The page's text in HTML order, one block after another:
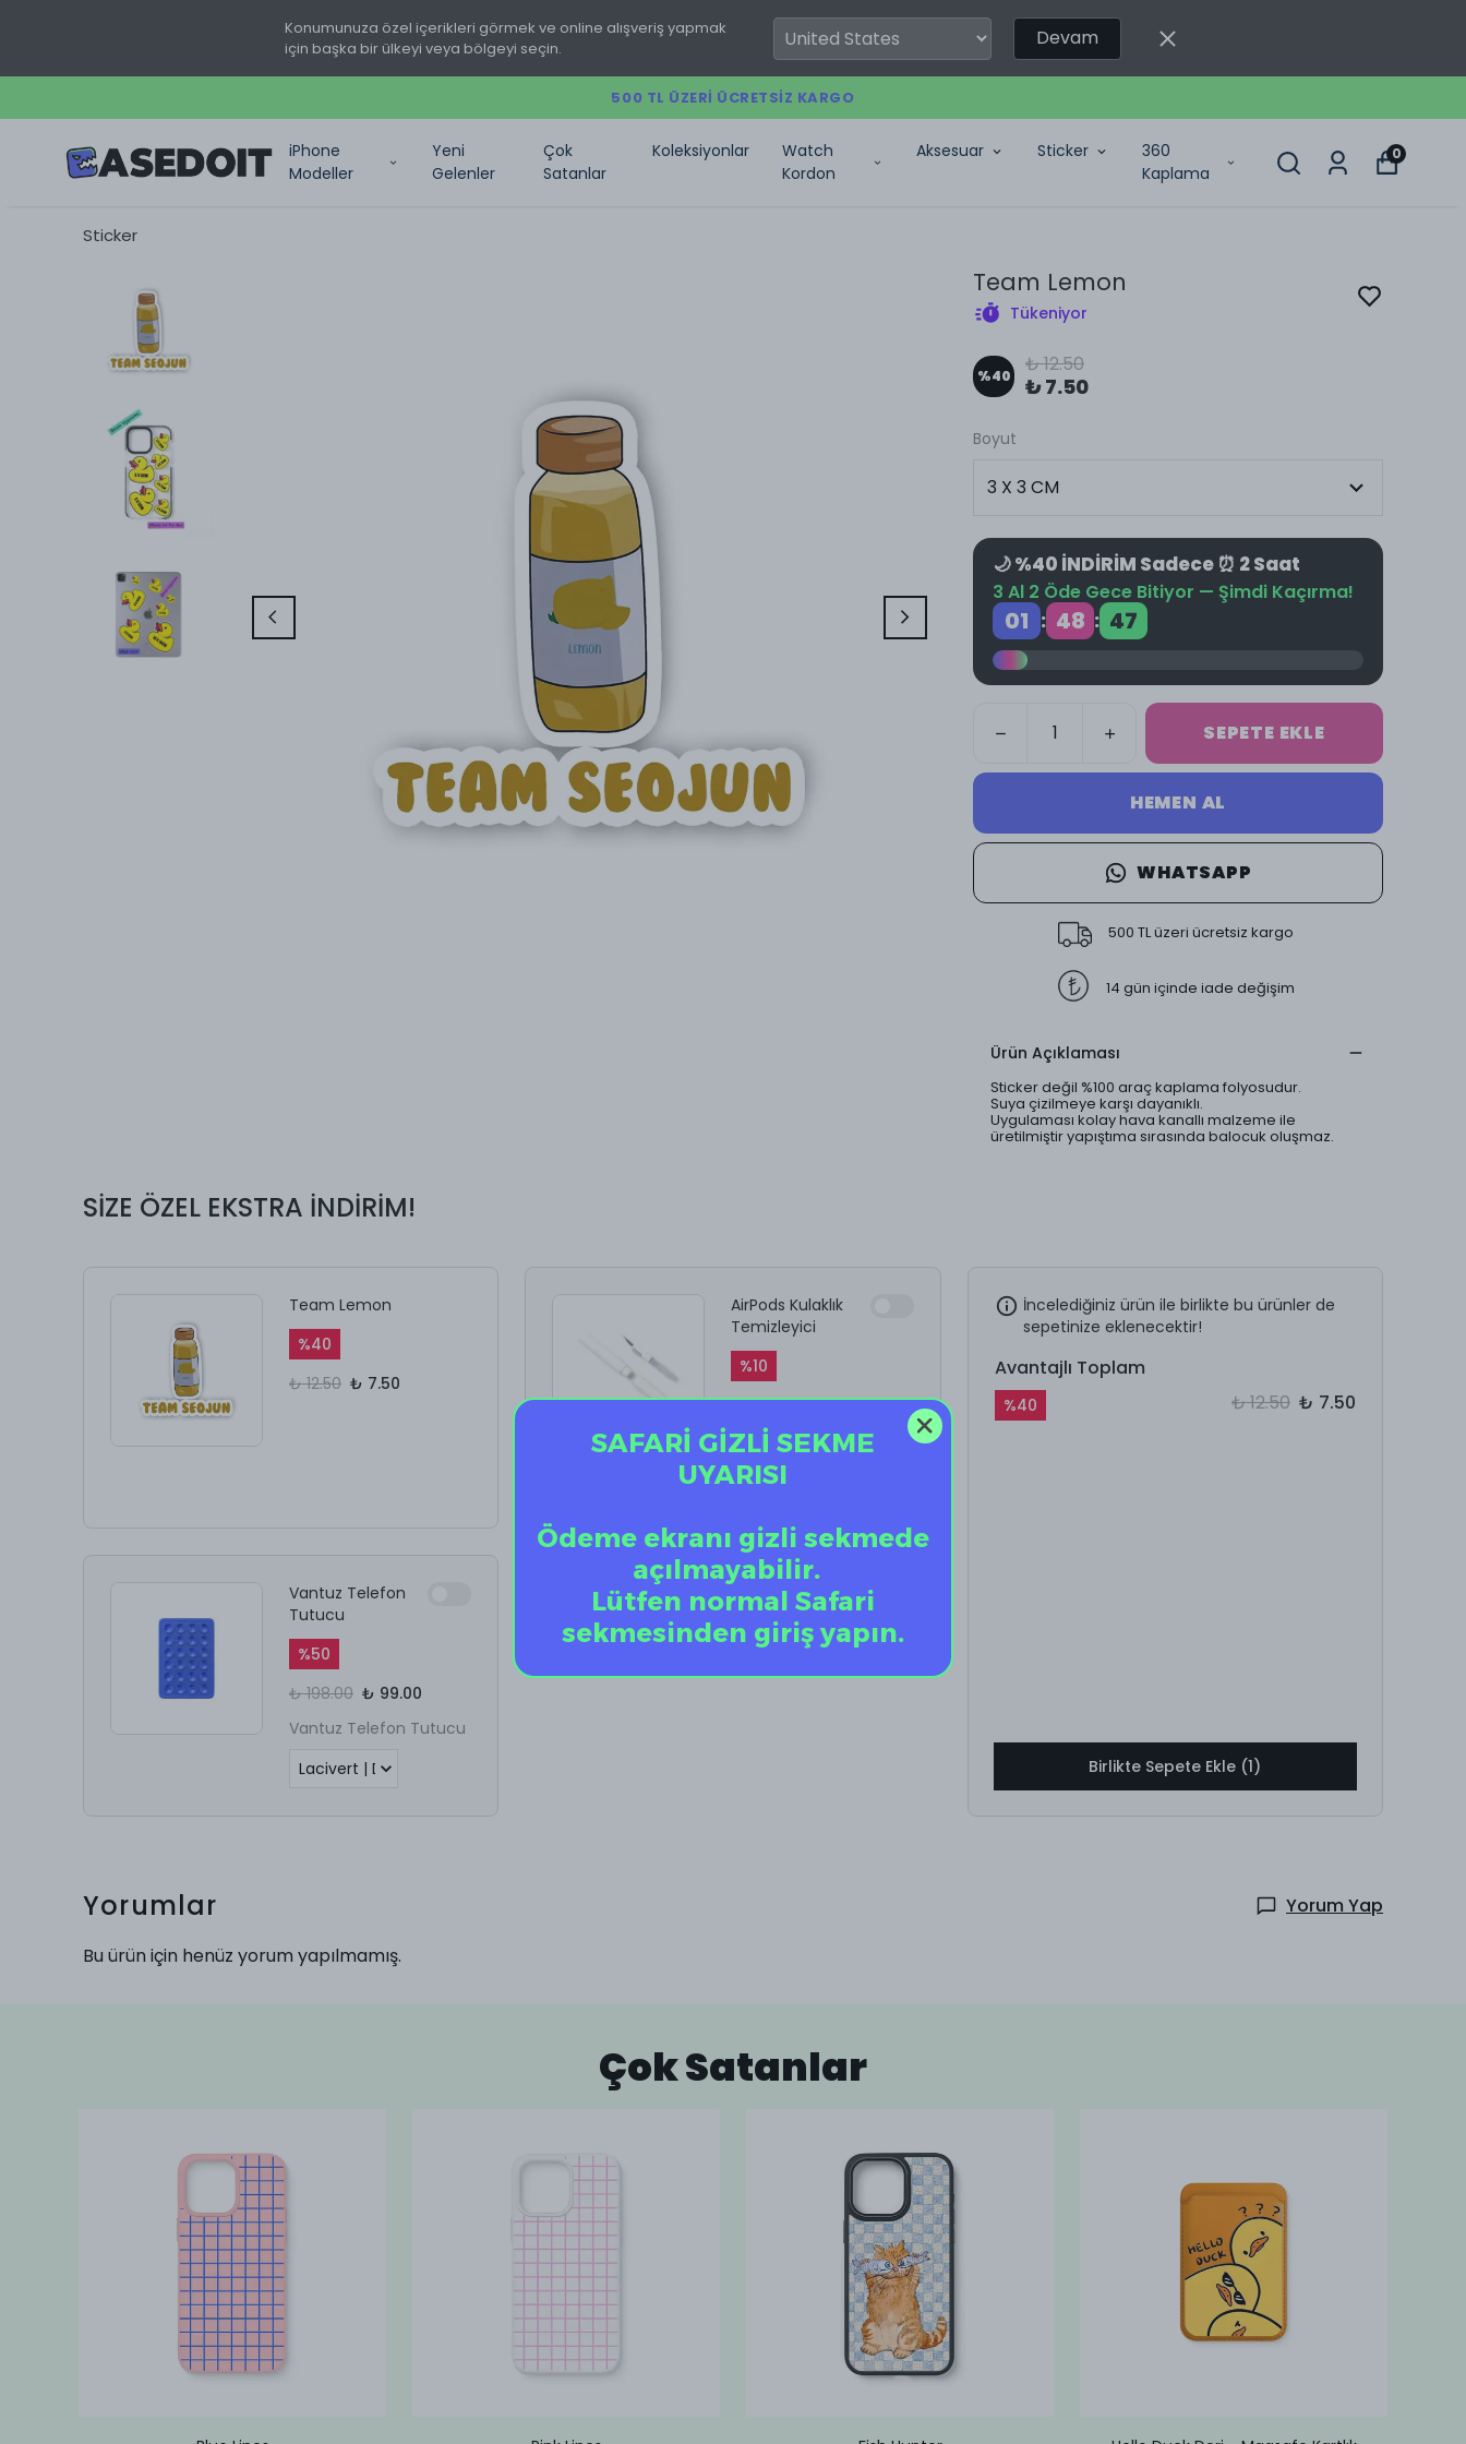
Konumunuza özel içerikleri görmek ve online alışveriş yapmak
için başka bir ülkeyi veya bölgeyi seçin.
Devam
500 TL ÜZERI ÜCRETSIZ KARGO
iPhone
Modeller
Yeni
Gelenler
Çok
Satanlar
Koleksiyonlar
Watch
Kordon
Aksesuar Sticker
360
Kaplama
0
Sticker
Team Lemon
Tükeniyor
%40 ₺ 12.50
₺ 7.50
Boyut
🌙 %40 İNDİRİM Sadece ⏰ 2 Saat
3 Al 2 Öde Gece Bitiyor — Şimdi Kaçırma!
01 : 48 : 47
SEPETE EKLE
HEMEN AL
WHATSAPP
500 TL üzeri ücretsiz kargo
14 gün içinde iade değişim
Ürün Açıklaması
Sticker değil %100 araç kaplama folyosudur.
Suya çizilmeye karşı dayanıklı.
Uygulaması kolay hava kanallı malzeme ile
üretilmiştir yapıştıma sırasında balocuk oluşmaz.
SİZE ÖZEL EKSTRA İNDİRİM!
Team Lemon
%40
₺ 12.50 ₺ 7.50
AirPods Kulaklık
Temizleyici
%10
₺ 199.90 ₺ 179.91
Vantuz Telefon
Tutucu
%50
₺ 198.00 ₺ 99.00
Vantuz Telefon Tutucu
İncelediğiniz ürün ile birlikte bu ürünler de
sepetinize eklenecektir!
Avantajlı Toplam
%40 ₺ 12.50 ₺ 7.50
Birlikte Sepete Ekle (1)
Yorumlar
Yorum Yap
Bu ürün için henüz yorum yapılmamış.
Çok Satanlar
SAFARİ GİZLİ SEKME
UYARISI
Ödeme ekranı gizli sekmede
açılmayabilir.
Lütfen normal Safari
sekmesinden giriş yapın.